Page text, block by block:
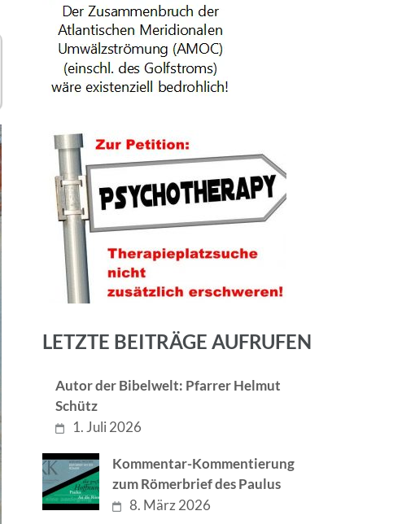
LETZTE BEITRÄGE AUFRUFEN
Autor der Bibelwelt: Pfarrer Helmut
Schütz
1. Juli 2026
Kommentar-Kommentierung
zum Römerbrief des Paulus
8. März 2026